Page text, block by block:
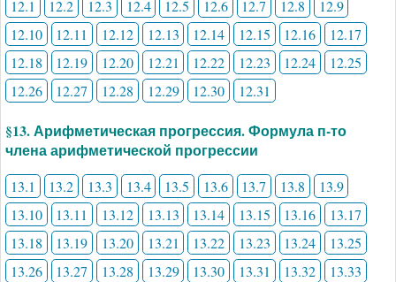
12.1 12.2 12.3 12.4 12.5 12.6 12.7 12.8
12.9
12.10
12.11 12.12 12.13 12.14 12.15 12.16
12.17
12.18
12.19 12.20 12.21 12.22 12.23 12.24
12.25
12.26
12.27 12.28 12.29 12.30 12.31
§13. Арифметическая прогрессия. Формула п-то
члена арифметической прогрессии
13.1 13.2 13.3 13.4 13.5 13.6 13.7 13.8
13.9
13.10
13.11 13.12 13.13 13.14 13.15 13.16
13.17
13.18
13.19 13.20 13.21 13.22 13.23 13.24
13.25
13.26
13.27 13.28 13.29 13.30 13.31 13.32
13.33